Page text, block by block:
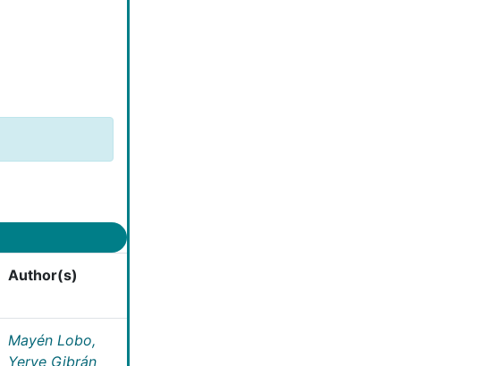
Author(s)
Mayén Lobo,
Yerye Gibrán